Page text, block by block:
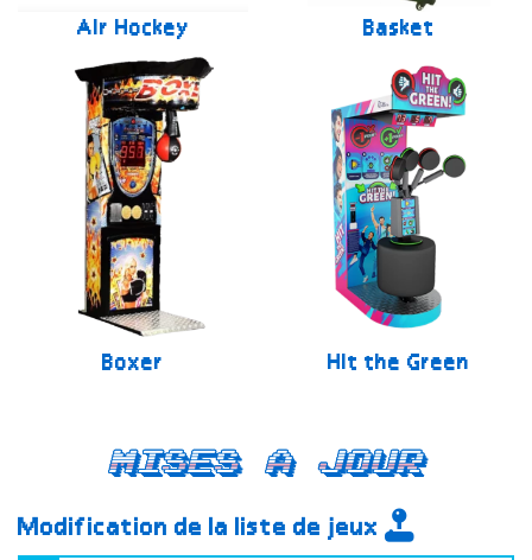
Air Hockey Basket
Boxer Hit the Green
Mises a jour
Modification de la liste de jeux